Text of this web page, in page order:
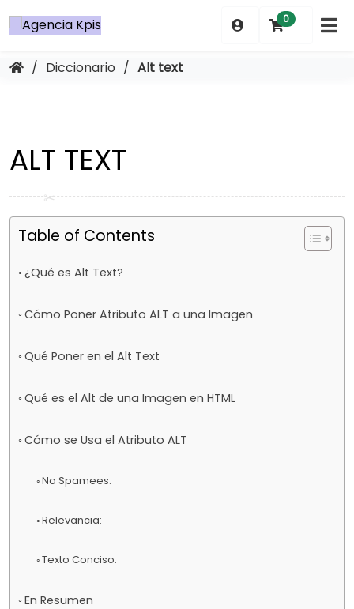
al
0
/ Diccionario / Alt text
ALT TEXT
Table of Contents
¿Qué es Alt Text?
Cómo Poner Atributo ALT a una Imagen
Qué Poner en el Alt Text
Qué es el Alt de una Imagen en HTML
Cómo se Usa el Atributo ALT
No Spamees:
Relevancia:
Texto Conciso:
En Resumen